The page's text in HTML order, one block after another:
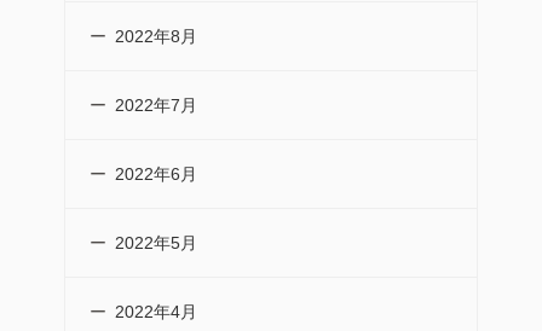
2022年8月
2022年7月
2022年6月
2022年5月
2022年4月